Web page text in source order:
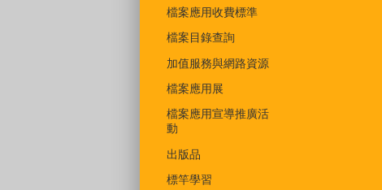
檔案應用收費標準
檔案目錄查詢
加值服務與網路資源
檔案應用展
檔案應用宣導推廣活
動
出版品
標竿學習